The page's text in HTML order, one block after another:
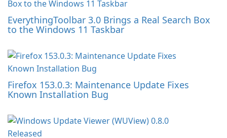
EverythingToolbar 3.0 Brings a Real Search Box
to the Windows 11 Taskbar
Firefox 153.0.3: Maintenance Update Fixes
Known Installation Bug